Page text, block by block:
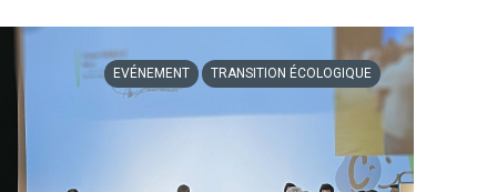
EVÉNEMENT TRANSITION ÉCOLOGIQUE